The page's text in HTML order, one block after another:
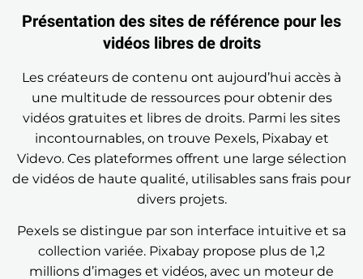
Présentation des sites de référence pour les
vidéos libres de droits
Les créateurs de contenu ont aujourd’hui accès à
une multitude de ressources pour obtenir des
vidéos gratuites et libres de droits. Parmi les sites
incontournables, on trouve Pexels, Pixabay et
Videvo. Ces plateformes offrent une large sélection
de vidéos de haute qualité, utilisables sans frais pour
divers projets.
Pexels se distingue par son interface intuitive et sa
collection variée. Pixabay propose plus de 1,2
millions d’images et vidéos, avec un moteur de